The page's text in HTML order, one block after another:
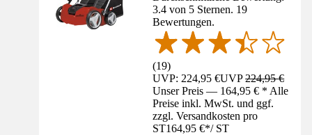
3.4 von 5 Sternen. 19
Bewertungen.
(19)
UVP: 224,95 €UVP224,95 €
Unser Preis — 164,95 € * Alle
Preise inkl. MwSt. und ggf.
zzgl. Versandkosten pro
ST164,95 €*/ ST